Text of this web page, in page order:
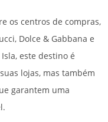
os centros de compras,
Dolce & Gabbana e
este destino é
lojas, mas também
garantem uma